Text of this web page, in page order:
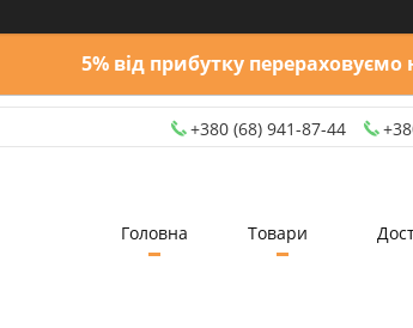
5% від прибутку
+380 (68) 941-87-44
Головна Товари